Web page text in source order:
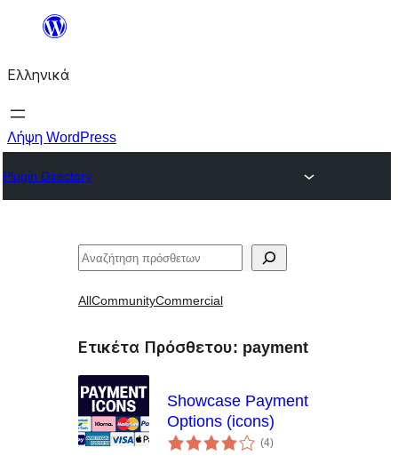
Μετάβαση
περιεχόμενο
Ελληνικά
Λήψη WordPress
Plugin Directory
Αναζήτηση
AllCommunityCommercial
Ετικέτα Πρόσθετου: payment
Showcase Payment
Options (icons)
(4αξιολογήσεις
σύνολο
)